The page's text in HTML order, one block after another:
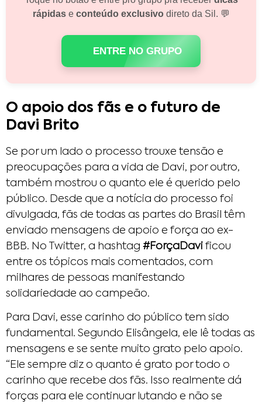
rápidase conteúdo exclusivodireto da Sil. 💬
ENTRE NO GRUPO
O apoio dos fãs e o futuro de
Davi Brito
Se por um lado o processo trouxe tensão e
preocupações para a vida de Davi, por outro,
também mostrou o quanto ele é querido pelo
público. Desde que a notícia do processo foi
divulgada, fãs de todas as partes do Brasil têm
enviado mensagens de apoio e força ao ex-
BBB. No Twitter, a hashtag #ForçaDavi ficou
entre os tópicos mais comentados, com
milhares de pessoas manifestando
solidariedade ao campeão.
Para Davi, esse carinho do público tem sido
fundamental. Segundo Elisângela, ele lê todas as
mensagens e se sente muito grato pelo apoio.
“Ele sempre diz o quanto é grato por todo o
carinho que recebe dos fãs. Isso realmente dá
forças para ele continuar lutando e não se